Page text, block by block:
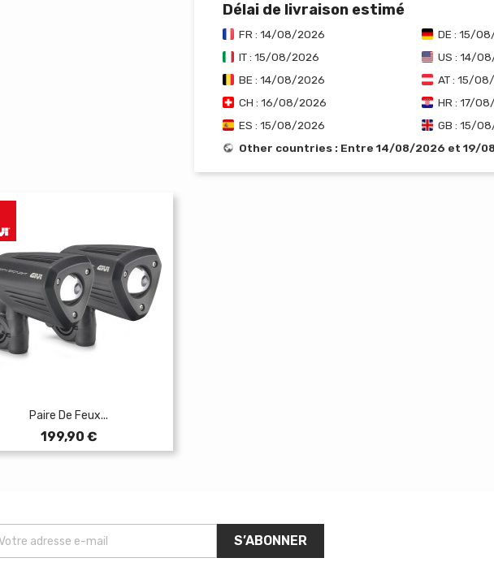
Délai de livraison estimé
FR : 14/08/2026
DE : 15/
IT : 15/08/2026
US : 14/
BE : 14/08/2026
AT : 15/
CH : 16/08/2026
HR : 17/
ES : 15/08/2026
GB : 15/
Other countries : Entre 14/08/2026 et 19/
Paire De Feux...
Prix
199,90 €